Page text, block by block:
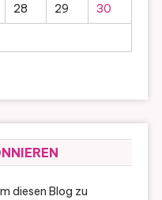
28 29
30
diesen Blog zu